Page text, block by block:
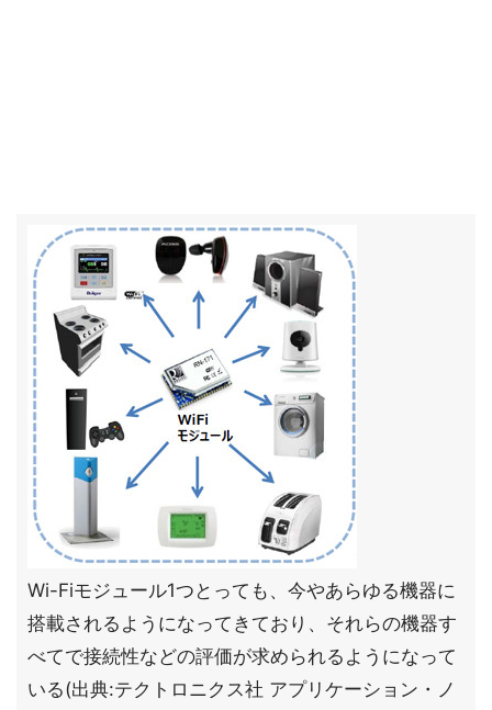
Wi-Fiモジュール1つとっても、今やあらゆる機器に
搭載されるようになってきており、それらの機器す
べてで接続性などの評価が求められるようになって
いる(出典:テクトロニクス社 アプリケーション・ノ